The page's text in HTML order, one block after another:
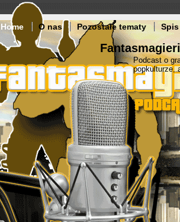
Home O nas Pozostałe tematy Spis
Podcast o
popkulturze,